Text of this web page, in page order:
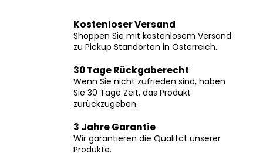
Kostenloser Versand
Shoppen Sie mit kostenlosem Versand
zu Pickup Standorten in Österreich.
30 Tage Rückgaberecht
Wenn Sie nicht zufrieden sind, haben
Sie 30 Tage Zeit, das Produkt
zurückzugeben.
3 Jahre Garantie
Wir garantieren die Qualität unserer
Produkte.